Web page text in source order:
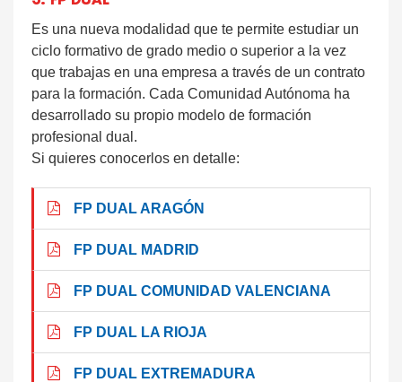
Es una nueva modalidad que te permite estudiar un
ciclo formativo de grado medio o superior a la vez
que trabajas en una empresa a través de un contrato
para la formación. Cada Comunidad Autónoma ha
desarrollado su propio modelo de formación
profesional dual.
Si quieres conocerlos en detalle:
FP DUAL ARAGÓN
FP DUAL MADRID
FP DUAL COMUNIDAD VALENCIANA
FP DUAL LA RIOJA
FP DUAL EXTREMADURA